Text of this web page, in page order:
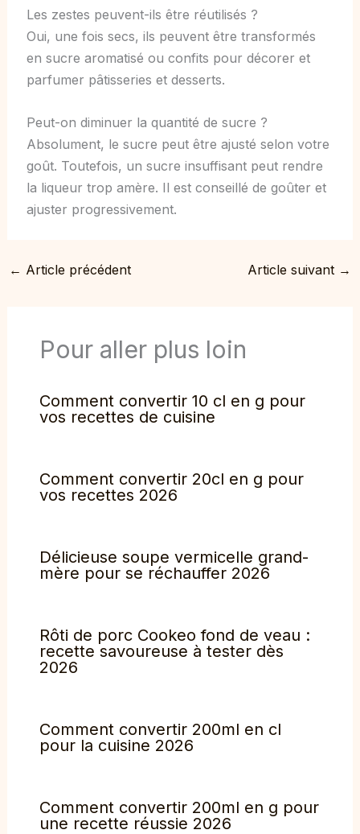
Les zestes peuvent-ils être réutilisés ?
Oui, une fois secs, ils peuvent être transformés
en sucre aromatisé ou confits pour décorer et
parfumer pâtisseries et desserts.
Peut-on diminuer la quantité de sucre ?
Absolument, le sucre peut être ajusté selon votre
goût. Toutefois, un sucre insuffisant peut rendre
la liqueur trop amère. Il est conseillé de goûter et
ajuster progressivement.
← Article précédent Article suivant →
Pour aller plus loin
Comment convertir 10 cl en g pour
vos recettes de cuisine
Comment convertir 20cl en g pour
vos recettes 2026
Délicieuse soupe vermicelle grand-
mère pour se réchauffer 2026
Rôti de porc Cookeo fond de veau :
recette savoureuse à tester dès
2026
Comment convertir 200ml en cl
pour la cuisine 2026
Comment convertir 200ml en g pour
une recette réussie 2026